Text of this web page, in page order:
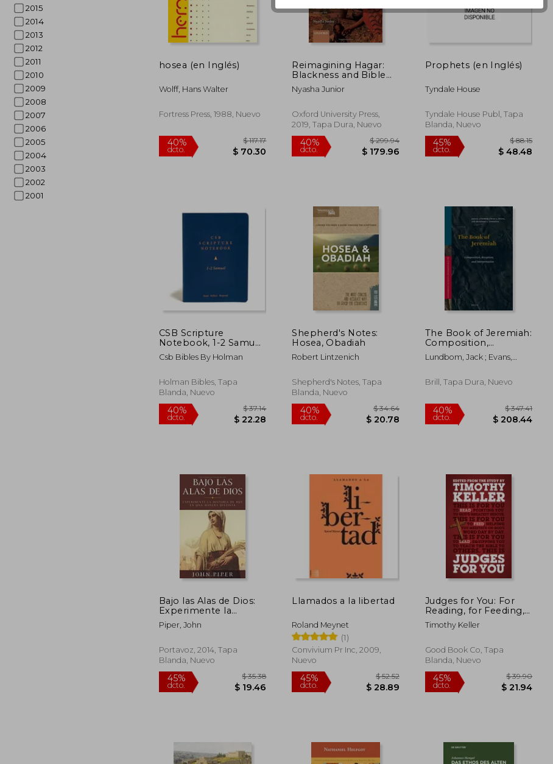
2015
2014
2013
2012
2011
2010
2009
2008
2007
2006
2005
2004
2003
2002
2001
45%
dcto.
$ 40.55 40%
dcto.
$ 170.76 40%
hosea (en Inglés)
Wolff, Hans Walter
Fortress Press, 1988, Nuevo
40%
Reimagining Hagar:
Blackness and Bible
(Biblical Refigurations)
(en Inglés)
Nyasha Junior
Oxford University Press,
2019, Tapa Dura, Nuevo
40%
Prophets (en Inglés)
Tyndale House
Tyndale House Publ, Tapa
Blanda, Nuevo
45%
CSB Scripture
Notebook, 1-2 Samuel:
Read. Reflect.
Respond. (en Inglés)
Csb Bibles By Holman
Holman Bibles, Tapa
Blanda, Nuevo
40%
dcto. $ 22.28
Shepherd's Notes:
Hosea, Obadiah
Robert Lintzenich
Shepherd's Notes, Tapa
Blanda, Nuevo
dcto.
$ 34.64
$ 20.78
The Book of Jeremiah:
Composition,
Reception, and
Interpretation (en
Lundbom, Jack ; Evans,
Bradford
Brill, Tapa Dura, Nuevo
40%
Bajo las Alas de Dios:
Experimente la
Historia de rut en una
Manera Distinta =
god
Piper, John
Portavoz, 2014, Tapa
Blanda, Nuevo
Llamados a la libertad
Roland Meynet
(1)
Convivium Pr Inc, 2009,
Nuevo
Judges for You: For
Reading, for Feeding,
for Leading (en Inglés)
Timothy Keller
Good Book Co, Tapa
Blanda, Nuevo